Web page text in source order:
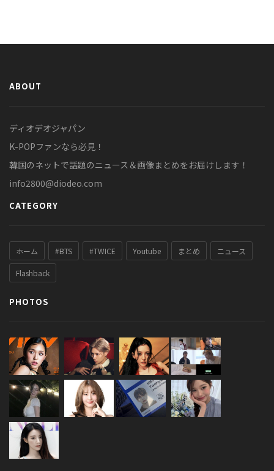
ABOUT
ディオデオジャパン
K-POPファンなら必見！
韓国のネットで話題のニュース＆画像まとめをお届けします！
info2800@diodeo.com
CATEGORY
ホーム #BTS #TWICE Youtube まとめ ニュース
Flashback
PHOTOS